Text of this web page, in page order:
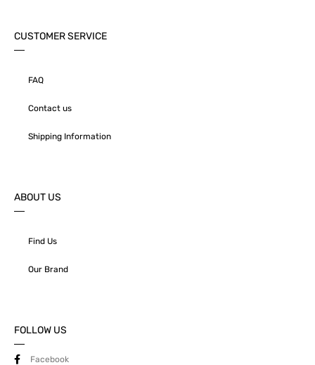
CUSTOMER SERVICE
FAQ
Contact us
Shipping Information
ABOUT US
Find Us
Our Brand
FOLLOW US
Facebook